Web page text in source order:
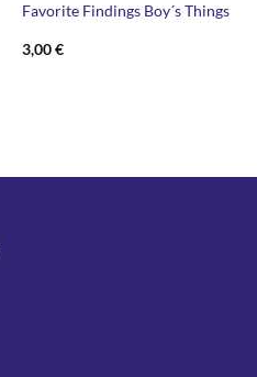
Favorite Findings Boy´s Things
3,00€